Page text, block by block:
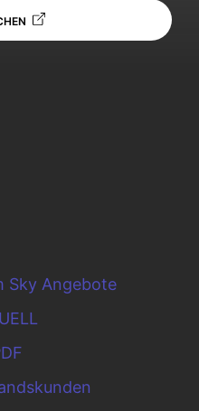
Sky Angebote